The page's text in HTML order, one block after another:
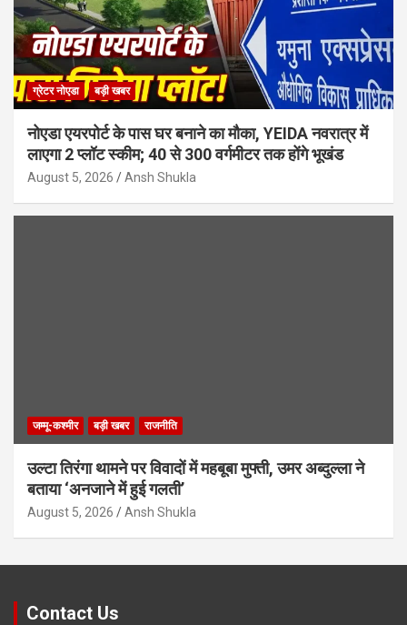
ग्रेटर नोएडा बड़ी खबर
नोएडा एयरपोर्ट के पास घर बनाने का मौका, YEIDA नवरात्र में
लाएगा 2 प्लॉट स्कीम; 40 से 300 वर्गमीटर तक होंगे भूखंड
August 5, 2026 Ansh Shukla
जम्मू-कश्मीर बड़ी खबर राजनीति
उल्टा तिरंगा थामने पर विवादों में महबूबा मुफ्ती, उमर अब्दुल्ला ने
बताया ‘अनजाने में हुई गलती’
August 5, 2026 Ansh Shukla
Contact Us